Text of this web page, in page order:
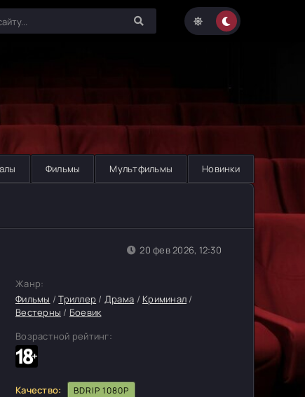
Фильмы Мультфильмы Новинки
20 фев 2026, 12:30
Жанр:
Фильмы /Триллер / Драма / Криминал /
Вестерны / Боевик
Возрастной рейтинг:
Качество: BDRIP 1080P